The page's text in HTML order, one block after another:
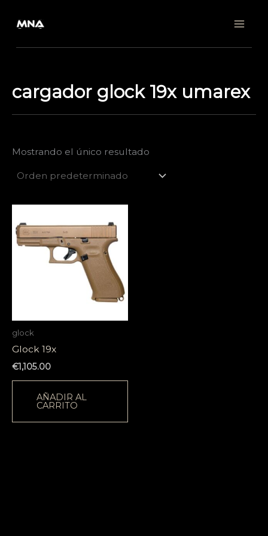
cargador glock 19x umarex
Mostrando el único resultado
glock
Glock 19x
€1,105.00
AÑADIR AL
CARRITO